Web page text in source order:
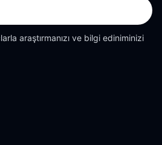
araştırmanızı ve bilgi ediniminizi